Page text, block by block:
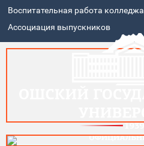
Воспитательная работа колледжа
Ассоциация выпускников